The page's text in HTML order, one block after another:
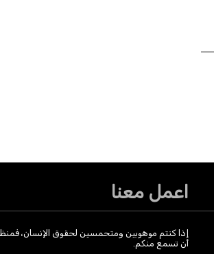
اعمل معنا
إذا كنتم موهوبين ومتحمسين لحقوق الإنسان،
أن تسمع منكم.